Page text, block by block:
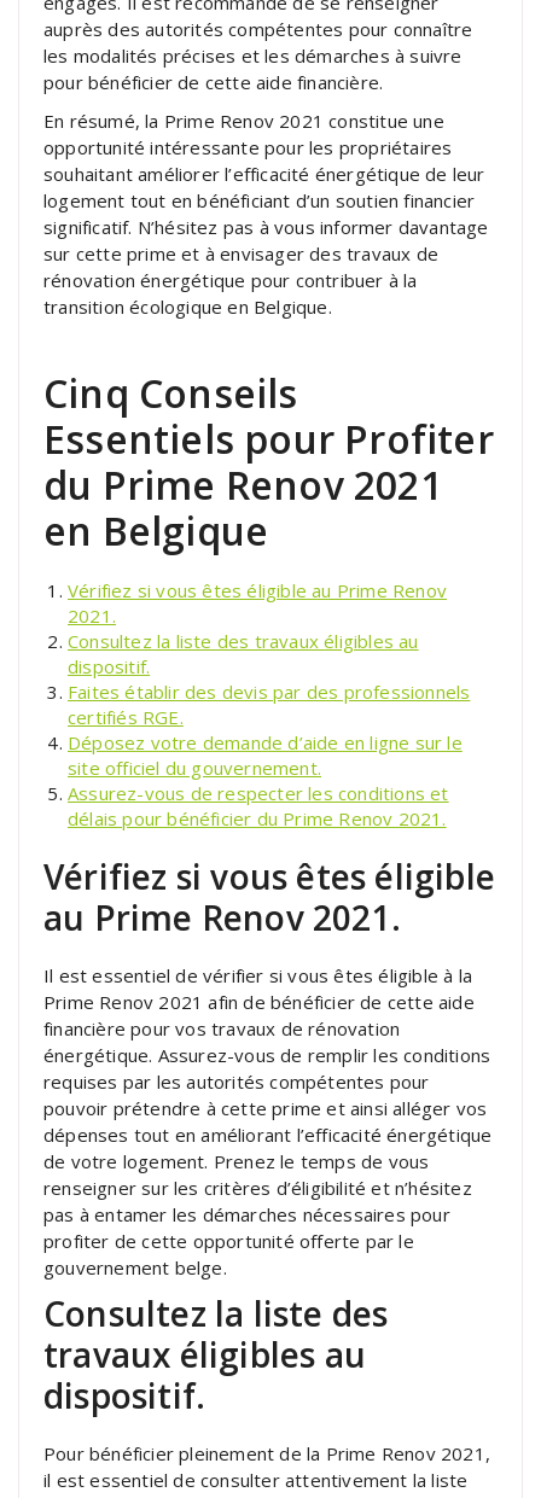
auprès des autorités compétentes pour connaître
les modalités précises et les démarches à suivre
pour bénéficier de cette aide financière.
En résumé, la Prime Renov 2021 constitue une
opportunité intéressante pour les propriétaires
souhaitant améliorer l’efficacité énergétique de leur
logement tout en bénéficiant d’un soutien financier
significatif. N’hésitez pas à vous informer davantage
sur cette prime et à envisager des travaux de
rénovation énergétique pour contribuer à la
transition écologique en Belgique.
Cinq Conseils
Essentiels pour Profiter
du Prime Renov 2021
en Belgique
Vérifiez si vous êtes éligible au Prime Renov
2021.
Consultez la liste des travaux éligibles au
dispositif.
Faites établir des devis par des professionnels
certifiés RGE.
Déposez votre demande d’aide en ligne sur le
site officiel du gouvernement.
Assurez-vous de respecter les conditions et
délais pour bénéficier du Prime Renov 2021.
Vérifiez si vous êtes éligible
au Prime Renov 2021.
Il est essentiel de vérifier si vous êtes éligible à la
Prime Renov 2021 afin de bénéficier de cette aide
financière pour vos travaux de rénovation
énergétique. Assurez-vous de remplir les conditions
requises par les autorités compétentes pour
pouvoir prétendre à cette prime et ainsi alléger vos
dépenses tout en améliorant l’efficacité énergétique
de votre logement. Prenez le temps de vous
renseigner sur les critères d’éligibilité et n’hésitez
pas à entamer les démarches nécessaires pour
profiter de cette opportunité offerte par le
gouvernement belge.
Consultez la liste des
travaux éligibles au
dispositif.
Pour bénéficier pleinement de la Prime Renov 2021,
il est essentiel de consulter attentivement la liste